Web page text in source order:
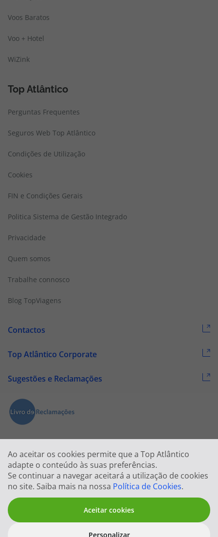
Ao aceitar os cookies permite que a Top Atlântico
adapte o conteúdo às suas preferências.
Se continuar a navegar aceitará a utilização de cookies
no site. Saiba mais na nossa Política de Cookies.
Aceitar cookies
Personalizar
Voos Baratos
Voo + Hotel
WiZink
Top Atlântico
Perguntas Frequentes
Seguros Web Top Atlântico
Condições de Utilização
Cookies
FIN e Condições Gerais
Politica Sistema de Gestão Integrado
Privacidade
Quem somos
Trabalhe connosco
Blog TopViagens
Contactos
Top Atlântico Corporate
Sugestões e Reclamações
2026 © Todos os direitos reservados:Top Atlântico, Viagens e Turismo